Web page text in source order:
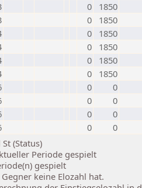
0
1850
0
1850
0
1850
0
1850
0
1850
0
1850
0
0
0
0
0
0
0
0
(Status)
Periode gespielt
gespielt
keine Elozahl hat.